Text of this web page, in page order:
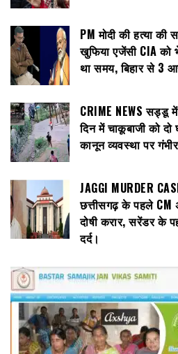
PM मोदी की हत्या
खुफिया एजेंसी CIA को
था समय, बिहार से 3
CRIME NEWS सड्डू
दिन में चाकूबाजी को
कानून व्यवस्था पर
JAGGI MURDER
छत्तीसगढ़ के पहले CM
दोषी करार, सरेंडर के
दर्द।